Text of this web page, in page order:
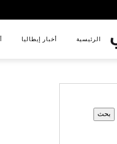
الرئيسية أخبار إيطاليا
بحث